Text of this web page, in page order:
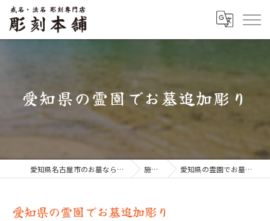
愛知県の霊園でお墓追加彫り
愛知県名古屋市のお墓なら彫刻本舗 施工例 愛知県の霊園でお墓追加彫り
愛知県の霊園でお墓追加彫り